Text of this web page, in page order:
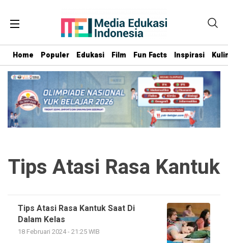
Home Populer Edukasi Film Fun Facts Inspirasi
Tips Atasi Rasa Kantuk
Tips Atasi Rasa Kantuk Saat Di
Dalam Kelas
18 Februari 2024 - 21:25 WIB